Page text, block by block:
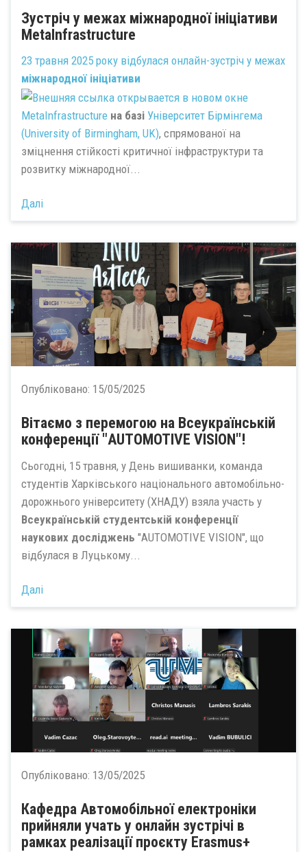
Зустріч у межах міжнародної ініціативи
MetaInfrastructure
23 травня 2025 року відбулася онлайн-зустріч у межах
міжнародної ініціативи
MetaInfrastructure на базі Університет Бірмінгема
(University of Birmingham, UK), спрямованої на
зміцнення стійкості критичної інфраструктури та
розвитку міжнародної...
Далі
Опубліковано: 15/05/2025
Вітаємо з перемогою на Всеукраїнській
конференції "AUTOMOTIVE VISION"!
Сьогодні, 15 травня, у День вишиванки, команда
студентів Харківського національного автомобільно-
дорожнього університету (ХНАДУ) взяла участь у
Всеукраїнській студентській конференції
наукових досліджень "AUTOMOTIVE VISION", що
відбулася в Луцькому...
Далі
Опубліковано: 13/05/2025
Кафедра Автомобільної електроніки
прийняли учать у онлайн зустрічі в
рамках реалізації проєкту Erasmus+